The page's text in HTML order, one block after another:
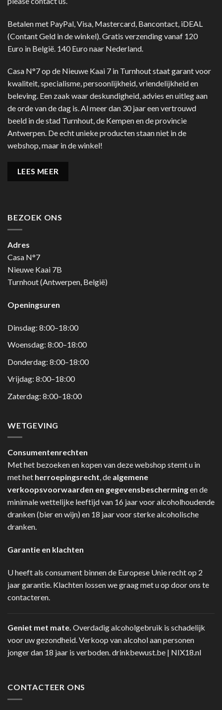
Betalen met PayPal, Visa, Mastercard, Bancontact, iDEAL
(Contant Geld in de winkel). Gratis verzending vanaf 120
Euro in België. 140 Euro naar Nederland.
Casa N°7 op de Nieuwe Kaai 7 in Turnhout staat garant voor
kwaliteit, specialisme, persoonlijkheid, vriendelijkheid en
beleving. Een zaak waar deskundigheid, advies en uitleg aan
de orde van de dag is. Al meer dan 30 jaar een vertrouwd
beeld in de stad Turnhout, de Kempen en de provincie
Antwerpen. De echt unieke producten staan niet in de
webshop, maar in de winkel!
LEES MEER
BEZOEK ONS
Adres
Casa N°7
Nieuwe Kaai 7B
Turnhout (Antwerpen, België)
Openingsuren
Dinsdag: 8:00–18:00
Woensdag: 8:00–18:00
Donderdag: 8:00–18:00
Vrijdag: 8:00–18:00
Zaterdag: 8:00–18:00
WETGEVING
Consumentenrechten
Met het bezoeken en kopen van deze webshop stemt u in
met het herroepingsrecht, de algemene
verkoopsvoorwaarden en gegevensbeschermingen de
minimale wettelijke leeftijd van 16 jaar voor alcoholhoudende
dranken (bier en wijn) en 18 jaar voor sterke alcoholische
dranken.
Garantie en klachten
U heeft als consument binnen de Europese Unie recht op 2
jaar garantie. Klachten lossen we graag met u op door ons te
contacteren.
Geniet met mate. Overdadig alcoholgebruik is schadelijk
voor uw gezondheid. Verkoop van alcohol aan personen
jonger dan 18 jaar is verboden.drinkbewust.be | NIX18.nl
CONTACTEER ONS